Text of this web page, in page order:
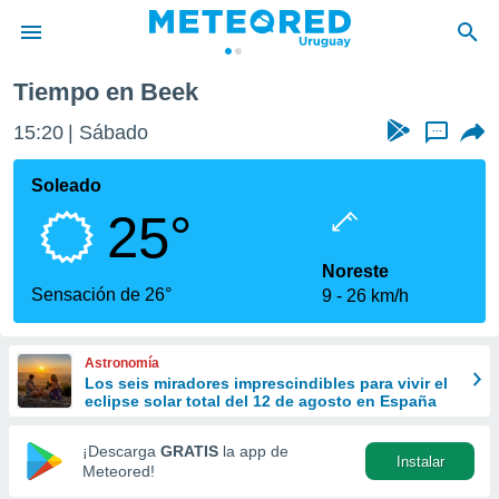
de
ha
calidad.
a este
las
y
forma
digital
basada
Tiempo en Beek
15:20 Sábado ...
Soleado
25°
Sensación de 26°
Noreste
9
26 km/h
Astronomía
Los seis miradores imprescindibles para vivir el
eclipse solar total del 12 de agosto en España
¡Descarga GRATIS la app de
Meteored!
Instalar